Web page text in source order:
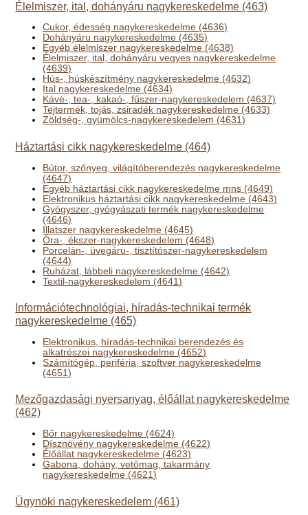
Élelmiszer, ital, dohányáru nagykereskedelme (463)
Cukor, édesség nagykereskedelme (4636)
Dohányáru nagykereskedelme (4635)
Egyéb élelmiszer nagykereskedelme (4638)
Élelmiszer, ital, dohányáru vegyes nagykereskedelme
(4639)
Hús-, húskészítmény nagykereskedelme (4632)
Ital nagykereskedelme (4634)
Kávé-, tea-, kakaó-, fűszer-nagykereskedelem (4637)
Tejtermék, tojás, zsiradék nagykereskedelme (4633)
Zöldség-, gyümölcs-nagykereskedelem (4631)
Háztartási cikk nagykereskedelme (464)
Bútor, szőnyeg, világítóberendezés nagykereskedelme
(4647)
Egyéb háztartási cikk nagykereskedelme mns (4649)
Elektronikus háztartási cikk nagykereskedelme (4643)
Gyógyszer, gyógyászati termék nagykereskedelme
(4646)
Illatszer nagykereskedelme (4645)
Óra-, ékszer-nagykereskedelem (4648)
Porcelán-, üvegáru-, tisztítószer-nagykereskedelem
(4644)
Ruházat, lábbeli nagykereskedelme (4642)
Textil-nagykereskedelem (4641)
Információtechnológiai, híradás-technikai termék
nagykereskedelme (465)
Elektronikus, híradás-technikai berendezés és
alkatrészei nagykereskedelme (4652)
Számítógép, periféria, szoftver nagykereskedelme
(4651)
Mezőgazdasági nyersanyag, élőállat nagykereskedelme
(462)
Bőr nagykereskedelme (4624)
Dísznövény nagykereskedelme (4622)
Élőállat nagykereskedelme (4623)
Gabona, dohány, vetőmag, takarmány
nagykereskedelme (4621)
Ügynöki nagykereskedelem (461)